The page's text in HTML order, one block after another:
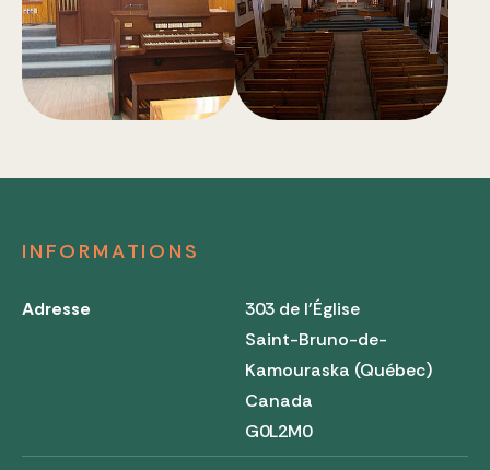
INFORMATIONS
Adresse
303 de l'Église
Saint-Bruno-de-
Kamouraska (Québec)
Canada
G0L2M0